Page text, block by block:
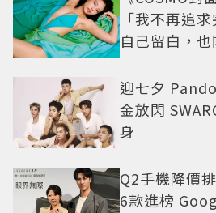
「我不再追
自己留白，
迎七夕
金放閃
身
Q2手機降價
6款進榜